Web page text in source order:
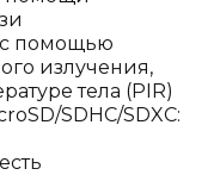
помощью
излучения,
тела (PIR)
SDHC/SDXC: